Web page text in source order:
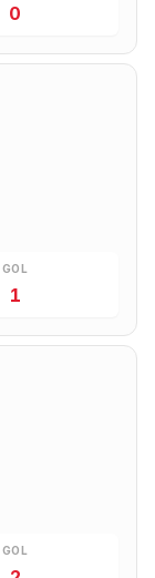
0
GOL
1
GOL